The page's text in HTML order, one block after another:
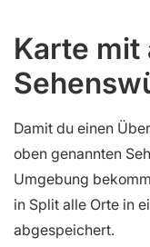
Karte mit
Damit du einen
oben genannten
Umgebung
in Split alle Orte in
abgespeichert.